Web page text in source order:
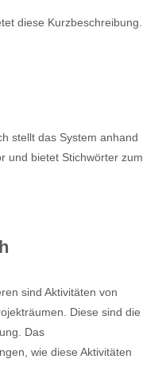
diese Kurzbeschreibung.
stellt das System anhand
und bietet Stichwörter zum
sind Aktivitäten von
Diese sind die
Das
wie diese Aktivitäten